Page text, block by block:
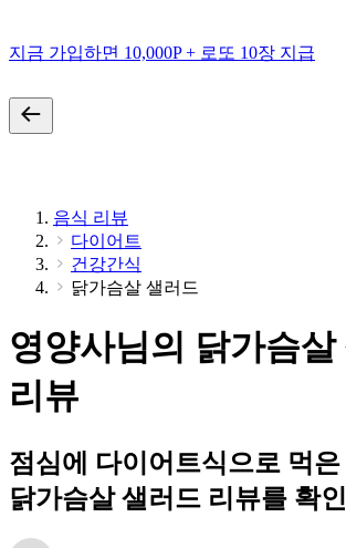
지금 가입하면 10,000P + 로또 10장 지급
음식 리뷰
다이어트
건강간식
닭가슴살 샐러드
영양사님의 닭가슴살
리뷰
점심에 다이어트식으로 먹은
닭가슴살 샐러드 리뷰를 확